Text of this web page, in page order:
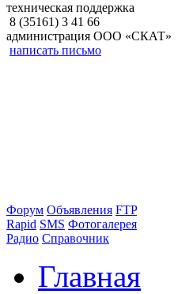
техническая поддержка
8 (35161) 3 41 66
администрация ООО «СКАТ»
написать письмо
Форум Объявления FTP
Rapid SMS Фотогалерея
Радио Справочник
Главная